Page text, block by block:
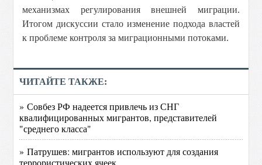
механизмах регулирования внешней миграции.
Итогом дискуссии стало изменение подхода властей
к проблеме контроля за миграционными потоками.
ЧИТАЙТЕ ТАКЖЕ:
» Совбез РФ надеется привлечь из СНГ
квалифицированных мигрантов, представителей
"среднего класса"
» Патрушев: мигрантов используют для создания
террористических ячеек